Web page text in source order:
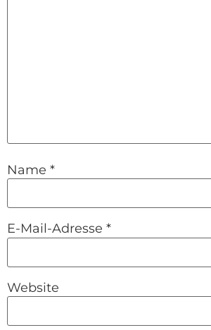
Name *
E-Mail-Adresse *
Website